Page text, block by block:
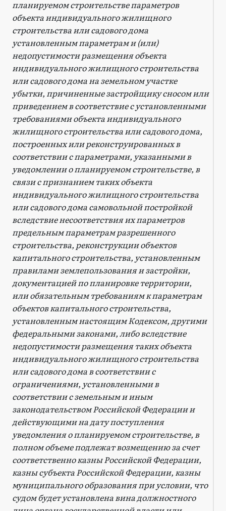
планируемом строительстве параметров
объекта индивидуального жилищного
строительства или садового дома
установленным параметрам и (или)
недопустимости размещения объекта
индивидуального жилищного строительства
или садового дома на земельном участке
убытки, причиненные застройщику сносом или
приведением в соответствие с установленными
требованиями объекта индивидуального
жилищного строительства или садового дома,
построенных или реконструированных в
соответствии с параметрами, указанными в
уведомлении о планируемом строительстве, в
связи с признанием таких объекта
индивидуального жилищного строительства
или садового дома самовольной постройкой
вследствие несоответствия их параметров
предельным параметрам разрешенного
строительства, реконструкции объектов
капитального строительства, установленным
правилами землепользования и застройки,
документацией по планировке территории,
или обязательным требованиям к параметрам
объектов капитального строительства,
установленным настоящим Кодексом, другими
федеральными законами, либо вследствие
недопустимости размещения таких объекта
индивидуального жилищного строительства
или садового дома в соответствии с
ограничениями, установленными в
соответствии с земельным и иным
законодательством Российской Федерации и
действующими на дату поступления
уведомления о планируемом строительстве, в
полном объеме подлежат возмещению за счет
соответственно казны Российской Федерации,
казны субъекта Российской Федерации, казны
муниципального образования при условии, что
судом будет установлена вина должностного